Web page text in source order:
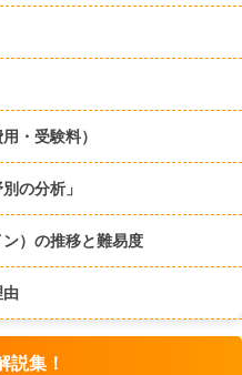
・受験料）
の分析」
）の推移と難易度
由
説集！